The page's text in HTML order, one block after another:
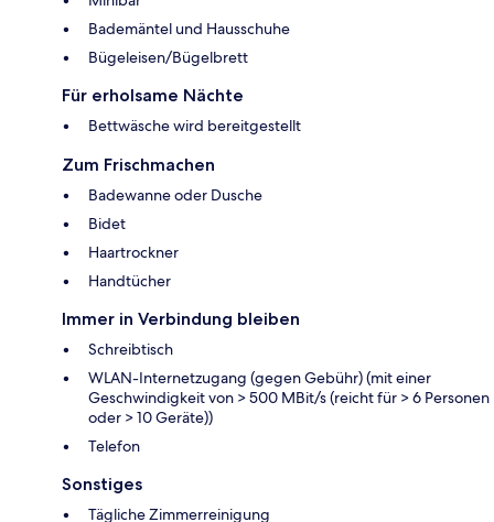
Bademäntel und Hausschuhe
Bügeleisen/Bügelbrett
Für erholsame Nächte
Bettwäsche wird bereitgestellt
Zum Frischmachen
Badewanne oder Dusche
Bidet
Haartrockner
Handtücher
Immer in Verbindung bleiben
Schreibtisch
WLAN-Internetzugang (gegen Gebühr) (mit einer
Geschwindigkeit von > 500 MBit/s (reicht für > 6 Personen
oder > 10 Geräte))
Telefon
Sonstiges
Tägliche Zimmerreinigung